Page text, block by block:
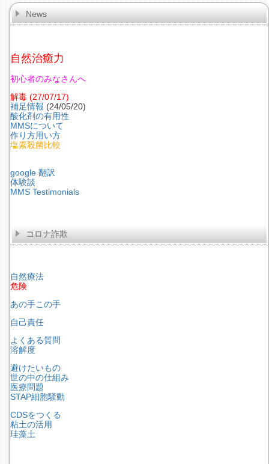
News
自然治癒力
初心者のみなさんへ
解毒 (27/07/17)
補足情報 (24/05/20)
酸化剤の有用性
MMSについて
作り方用い方
塩素殺菌比較
google 翻訳
体験談
MMS Testimonials
コロナ詐欺
自然療法
危険
あの手この手
自己責任
よくある質問
溶解度
避けたいもの
世の中の仕組み
医療問題
STAP細胞騒動
CDSをつくる
粘土の活用
珪藻土